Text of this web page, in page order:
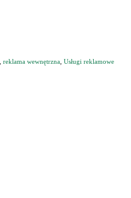
reklama wewnętrzna Usługi reklamowe